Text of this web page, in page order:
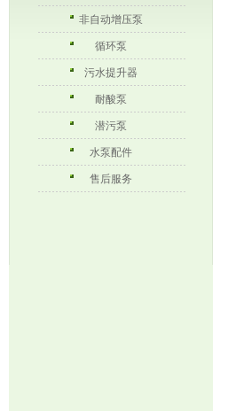
非自动增压泵
循环泵
污水提升器
耐酸泵
潜污泵
水泵配件
售后服务